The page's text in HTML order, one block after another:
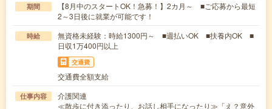
期間
【8月中のスタートOK！急募！】2カ月～ ■ご応募から最短
2～3日後に就業が可能です！
時給
無資格未経験：時給1300円～ ■週払いOK ■扶養内OK ■
日収1万400円以上
交通費
交通費全額支給
仕事内容
介護関連
≪散歩に付き添ったり、お話し相手になったり≫「え？意外